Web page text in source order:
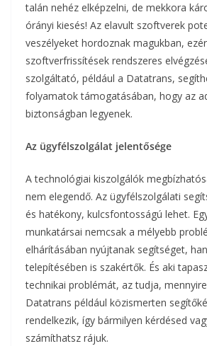
talán nehéz elképzelni, de mekkora
órányi kiesés! Az elavult szoftverek
veszélyeket hordoznak magukban,
szoftverfrissítések rendszeres
szolgáltató, például a Datatrans,
folyamatok támogatásában, hogy az
biztonságban legyenek.
Az ügyfélszolgálat jelentősége
A technológiai kiszolgálók
nem elegendő. Az ügyfélszolgálati
és hatékony, kulcsfontosságú lehet.
munkatársai nemcsak a mélyebb
elhárításában nyújtanak segítséget,
telepítésében is szakértők. És aki
technikai problémát, az tudja,
Datatrans például közismerten
rendelkezik, így bármilyen kérdésed
számíthatsz rájuk.